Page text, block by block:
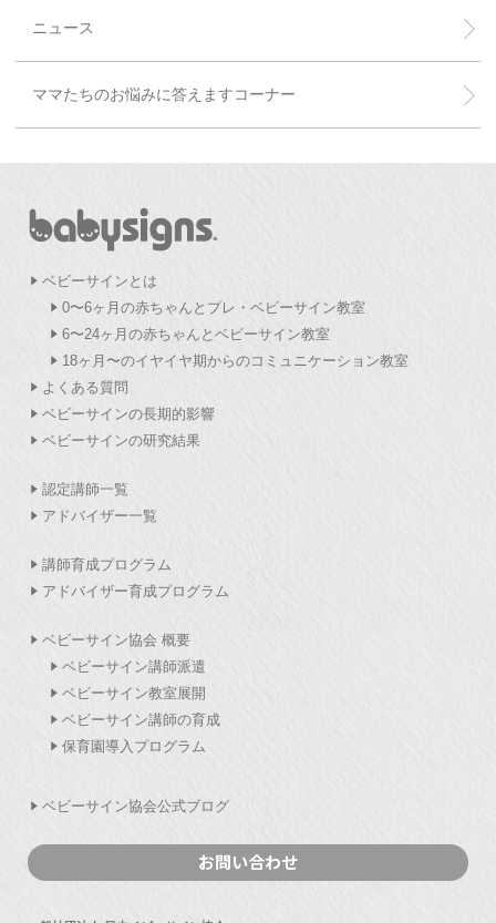
ニュース
ママたちのお悩みに答えますコーナー
ベビーサインとは
0〜6ヶ月の赤ちゃんとプレ・ベビーサイン教室
6〜24ヶ月の赤ちゃんとベビーサイン教室
18ヶ月〜のイヤイヤ期からのコミュニケーション教室
よくある質問
ベビーサインの長期的影響
ベビーサインの研究結果
認定講師一覧
アドバイザー一覧
講師育成プログラム
アドバイザー育成プログラム
ベビーサイン協会 概要
ベビーサイン講師派遣
ベビーサイン教室展開
ベビーサイン講師の育成
保育園導入プログラム
ベビーサイン協会公式ブログ
お問い合わせ